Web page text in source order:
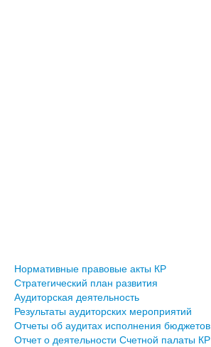
Нормативные правовые акты КР
Стратегический план развития
Аудиторская деятельность
Результаты аудиторских мероприятий
Отчеты об аудитах исполнения бюджетов
Отчет о деятельности Счетной палаты КР